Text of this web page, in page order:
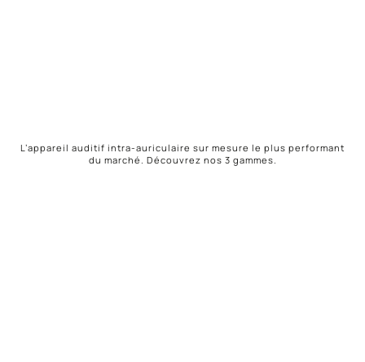
L’appareil auditif intra-auriculaire sur mesure le plus performant
du marché. Découvrez nos 3 gammes.